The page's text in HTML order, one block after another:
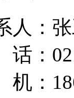
人：
：
：